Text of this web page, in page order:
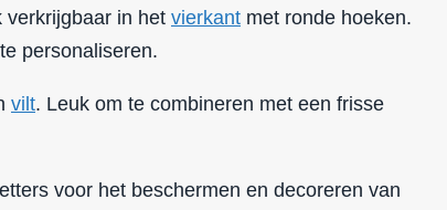
verkrijgbaar in het vierkant met ronde hoeken.
personaliseren.
vilt. Leuk om te combineren met een frisse
voor het beschermen en decoreren van